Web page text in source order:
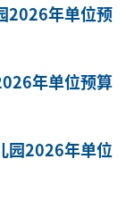
2026年单位预
年单位预算
园2026年单位